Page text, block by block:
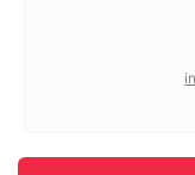
Политика